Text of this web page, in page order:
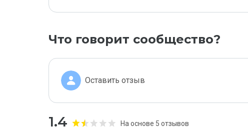
Что говорит сообщество?
Оставить отзыв
1.4 На основе 5 отзывов